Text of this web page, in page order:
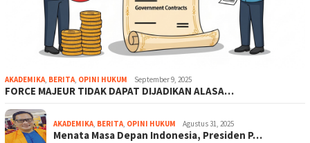
AKADEMIKA, BERITA, OPINI HUKUM September 9, 2025
FORCE MAJEUR TIDAK DAPAT DIJADIKAN ALASA…
AKADEMIKA, BERITA, OPINI HUKUM Agustus 31, 2025
Menata Masa Depan Indonesia, Presiden P…